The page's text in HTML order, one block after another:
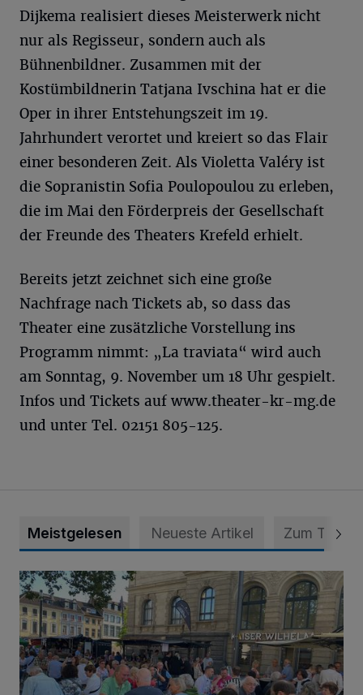
Dijkema realisiert dieses Meisterwerk nicht
nur als Regisseur, sondern auch als
Bühnenbildner. Zusammen mit der
Kostümbildnerin Tatjana Ivschina hat er die
Oper in ihrer Entstehungszeit im 19.
Jahrhundert verortet und kreiert so das Flair
einer besonderen Zeit. Als Violetta Valéry ist
die Sopranistin Sofia Poulopoulou zu erleben,
die im Mai den Förderpreis der Gesellschaft
der Freunde des Theaters Krefeld erhielt.
Bereits jetzt zeichnet sich eine große
Nachfrage nach Tickets ab, so dass das
Theater eine zusätzliche Vorstellung ins
Programm nimmt: „La traviata“ wird auch
am Sonntag, 9. November um 18 Uhr gespielt.
Infos und Tickets auf www.theater-kr-mg.de
und unter Tel. 02151 805-125.
Meistgelesen Neueste Artikel Zum Thema
Krefelder Weinfest unterstützt die Inklusion im Karneval